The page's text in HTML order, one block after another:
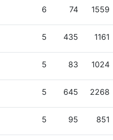
6 74 1559
5 435 1161
5 83 1024
5 645 2268
5 95 851